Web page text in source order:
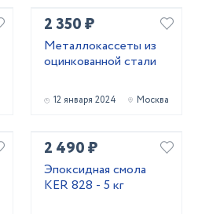
2 350 ₽
Металлокассеты из
оцинкованной стали
12 января 2024 Москва
2 490 ₽
Эпоксидная смола
KER 828 - 5 кг